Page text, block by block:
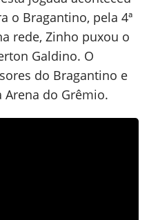
o Bragantino, pela 4ª
rede, Zinho puxou o
Galdino. O
do Bragantino e
do Grêmio.